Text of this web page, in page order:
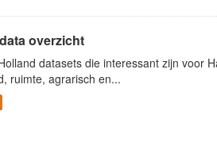
overzicht
datasets die interessant zijn voor
ruimte, agrarisch en...